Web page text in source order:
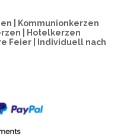
| Kommunionkerzen
| Hotelkerzen
Feier | Individuell nach